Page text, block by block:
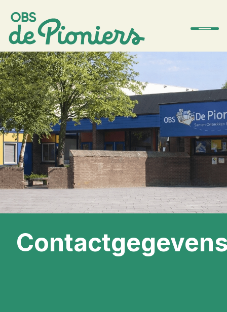
De school
Team
Ouders
Amstelwijs
Contact
Aanmelden